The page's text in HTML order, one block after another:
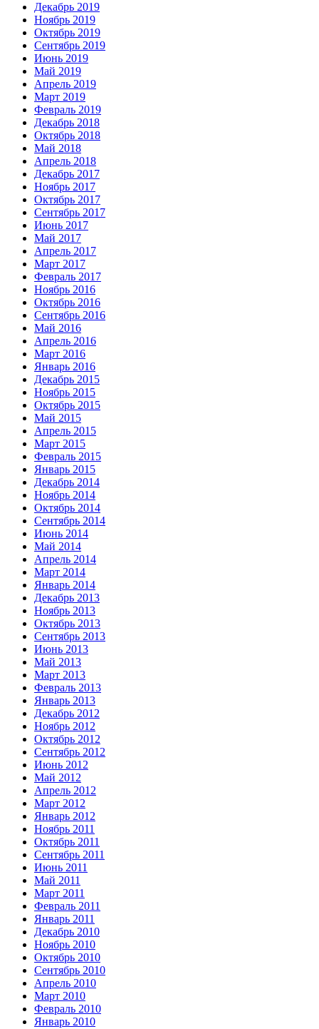
Декабрь 2019
Ноябрь 2019
Октябрь 2019
Сентябрь 2019
Июнь 2019
Май 2019
Апрель 2019
Март 2019
Февраль 2019
Декабрь 2018
Октябрь 2018
Май 2018
Апрель 2018
Декабрь 2017
Ноябрь 2017
Октябрь 2017
Сентябрь 2017
Июнь 2017
Май 2017
Апрель 2017
Март 2017
Февраль 2017
Ноябрь 2016
Октябрь 2016
Сентябрь 2016
Май 2016
Апрель 2016
Март 2016
Январь 2016
Декабрь 2015
Ноябрь 2015
Октябрь 2015
Май 2015
Апрель 2015
Март 2015
Февраль 2015
Январь 2015
Декабрь 2014
Ноябрь 2014
Октябрь 2014
Сентябрь 2014
Июнь 2014
Май 2014
Апрель 2014
Март 2014
Январь 2014
Декабрь 2013
Ноябрь 2013
Октябрь 2013
Сентябрь 2013
Июнь 2013
Май 2013
Март 2013
Февраль 2013
Январь 2013
Декабрь 2012
Ноябрь 2012
Октябрь 2012
Сентябрь 2012
Июнь 2012
Май 2012
Апрель 2012
Март 2012
Январь 2012
Ноябрь 2011
Октябрь 2011
Сентябрь 2011
Июнь 2011
Май 2011
Март 2011
Февраль 2011
Январь 2011
Декабрь 2010
Ноябрь 2010
Октябрь 2010
Сентябрь 2010
Апрель 2010
Март 2010
Февраль 2010
Январь 2010